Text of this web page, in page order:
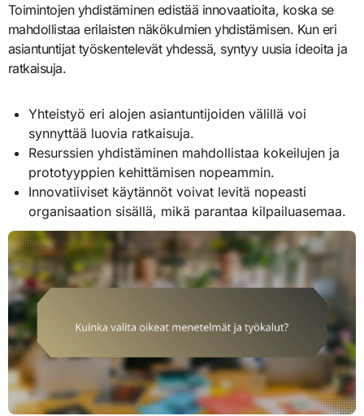
Toimintojen yhdistäminen edistää innovaatioita, koska se
mahdollistaa erilaisten näkökulmien yhdistämisen. Kun eri
asiantuntijat työskentelevät yhdessä, syntyy uusia ideoita ja
ratkaisuja.
Yhteistyö eri alojen asiantuntijoiden välillä voi
synnyttää luovia ratkaisuja.
Resurssien yhdistäminen mahdollistaa kokeilujen ja
prototyyppien kehittämisen nopeammin.
Innovatiiviset käytännöt voivat levitä nopeasti
organisaation sisällä, mikä parantaa kilpailuasemaa.